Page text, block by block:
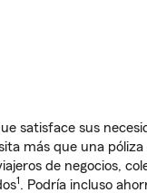
satisface sus
más que una
de negocios,
1. Podría incluso